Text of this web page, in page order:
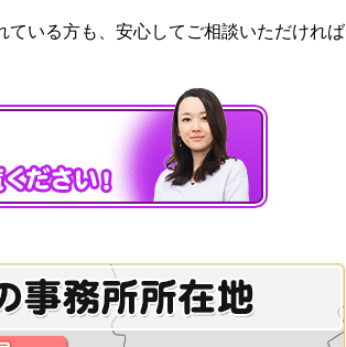
ている方も、安心してご相談いただければ